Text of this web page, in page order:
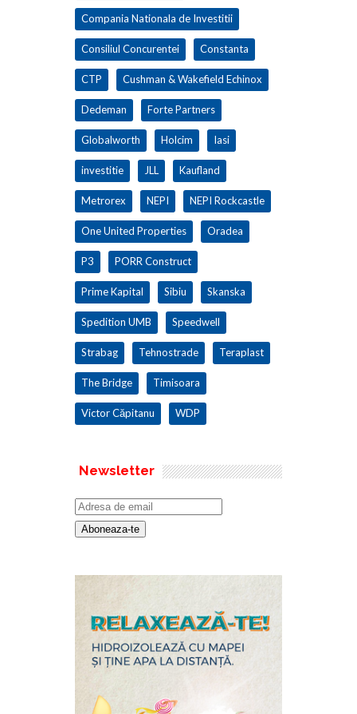
Compania Nationala de Investitii
Consiliul Concurentei Constanta
CTP Cushman & Wakefield Echinox
Dedeman Forte Partners
Globalworth Holcim Iasi
investitie JLL Kaufland
Metrorex NEPI NEPI Rockcastle
One United Properties Oradea
P3 PORR Construct
Prime Kapital Sibiu Skanska
Spedition UMB Speedwell
Strabag Tehnostrade Teraplast
The Bridge Timisoara
Victor Căpitanu WDP
Newsletter